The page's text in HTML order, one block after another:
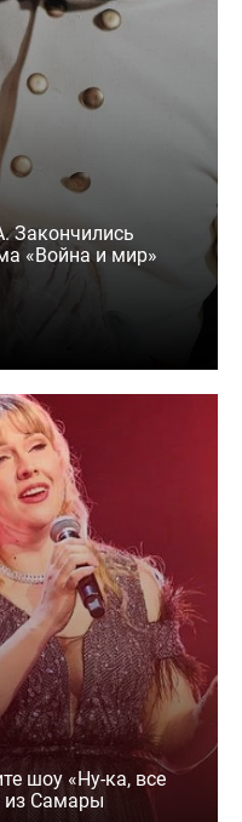
«Война и мир»
шоу «Ну-ка, все
из Самары